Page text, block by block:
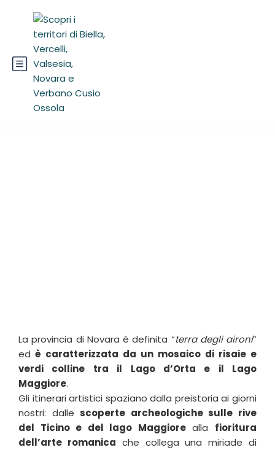
La provincia di Novara è definita “terra degli aironi”
ed è caratterizzata da un mosaico di risaie e
verdi colline tra il Lago d’Orta e il Lago
Maggiore.
Gli itinerari artistici spaziano dalla preistoria ai giorni
nostri: dallescoperte archeologiche sulle rive
del Ticino e del lago Maggiorealla fioritura
dell’arte romanica che collega una miriade di